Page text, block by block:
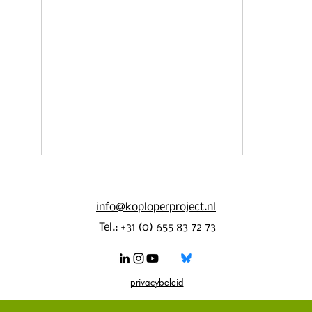
Koplopersymposium Friesland 2025
info@koploperproject.nl
Tel.: +31 (0) 655 83 72 73
privacybeleid